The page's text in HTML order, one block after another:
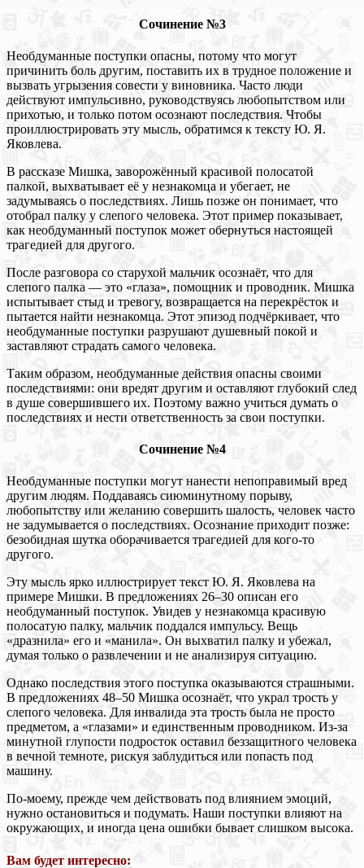
Сочинение №3
Необдуманные поступки опасны, потому что могут
причинить боль другим, поставить их в трудное положение и
вызвать угрызения совести у виновника. Часто люди
действуют импульсивно, руководствуясь любопытством или
прихотью, и только потом осознают последствия. Чтобы
проиллюстрировать эту мысль, обратимся к тексту Ю. Я.
Яковлева.
В рассказе Мишка, заворожённый красивой полосатой
палкой, выхватывает её у незнакомца и убегает, не
задумываясь о последствиях. Лишь позже он понимает, что
отобрал палку у слепого человека. Этот пример показывает,
как необдуманный поступок может обернуться настоящей
трагедией для другого.
После разговора со старухой мальчик осознаёт, что для
слепого палка — это «глаза», помощник и проводник. Мишка
испытывает стыд и тревогу, возвращается на перекрёсток и
пытается найти незнакомца. Этот эпизод подчёркивает, что
необдуманные поступки разрушают душевный покой и
заставляют страдать самого человека.
Таким образом, необдуманные действия опасны своими
последствиями: они вредят другим и оставляют глубокий след
в душе совершившего их. Поэтому важно учиться думать о
последствиях и нести ответственность за свои поступки.
Сочинение №4
Необдуманные поступки могут нанести непоправимый вред
другим людям. Поддаваясь сиюминутному порыву,
любопытству или желанию совершить шалость, человек часто
не задумывается о последствиях. Осознание приходит позже:
безобидная шутка оборачивается трагедией для кого-то
другого.
Эту мысль ярко иллюстрирует текст Ю. Я. Яковлева на
примере Мишки. В предложениях 26–30 описан его
необдуманный поступок. Увидев у незнакомца красивую
полосатую палку, мальчик поддался импульсу. Вещь
«дразнила» его и «манила». Он выхватил палку и убежал,
думая только о развлечении и не анализируя ситуацию.
Однако последствия этого поступка оказываются страшными.
В предложениях 48–50 Мишка осознаёт, что украл трость у
слепого человека. Для инвалида эта трость была не просто
предметом, а «глазами» и единственным проводником. Из-за
минутной глупости подросток оставил беззащитного человека
в вечной темноте, рискуя заблудиться или попасть под
машину.
По-моему, прежде чем действовать под влиянием эмоций,
нужно остановиться и подумать. Наши поступки влияют на
окружающих, и иногда цена ошибки бывает слишком высока.
Вам будет интересно: